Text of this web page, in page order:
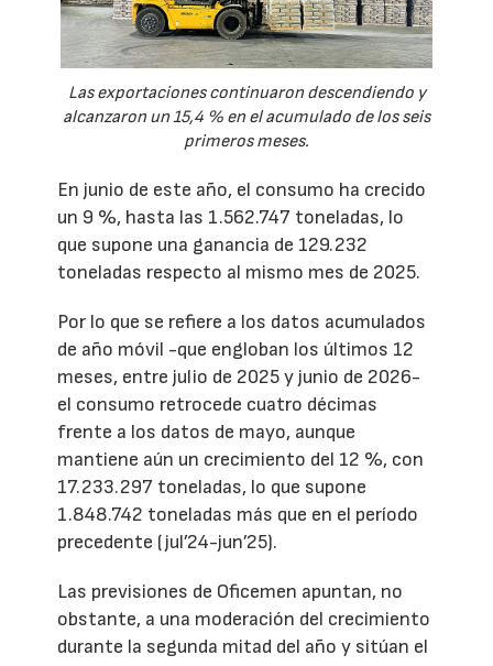
Las exportaciones continuaron descendiendo y
alcanzaron un 15,4 % en el acumulado de los seis
primeros meses.
En junio de este año, el consumo ha crecido
un 9 %, hasta las 1.562.747 toneladas, lo
que supone una ganancia de 129.232
toneladas respecto al mismo mes de 2025.
Por lo que se refiere a los datos acumulados
de año móvil -que engloban los últimos 12
meses, entre julio de 2025 y junio de 2026-
el consumo retrocede cuatro décimas
frente a los datos de mayo, aunque
mantiene aún un crecimiento del 12 %, con
17.233.297 toneladas, lo que supone
1.848.742 toneladas más que en el período
precedente (jul’24-jun’25).
Las previsiones de Oficemen apuntan, no
obstante, a una moderación del crecimiento
durante la segunda mitad del año y sitúan el